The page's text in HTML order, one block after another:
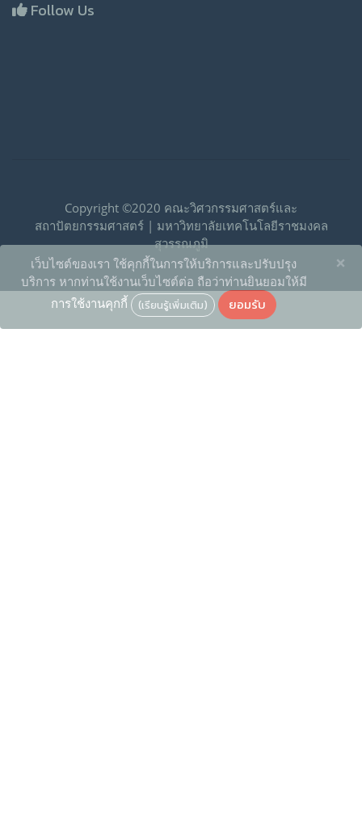
Follow Us
Copyright ©2020 คณะวิศวกรรมศาสตร์และ
สถาปัตยกรรมศาสตร์ | มหาวิทยาลัยเทคโนโลยีราชมงคล
สุวรรณภูมิ
เว็บไซต์ของเรา ใช้คุกกี้ในการให้บริการและปรับปรุง
บริการ หากท่านใช้งานเว็บไซต์ต่อ ถือว่าท่านยินยอมให้มี
การใช้งานคุกกี้ (เรียนรู้เพิ่มเติม) ยอมรับ
×